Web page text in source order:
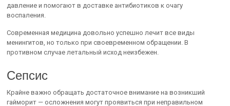
давление и помогают в доставке антибиотиков к очагу
воспаления.
Современная медицина довольно успешно лечит все виды
менингитов, но только при своевременном обращении. В
противном случае летальный исход неизбежен.
Сепсис
Крайне важно обращать достаточное внимание на возникший
гайморит — осложнения могут проявиться при неправильном